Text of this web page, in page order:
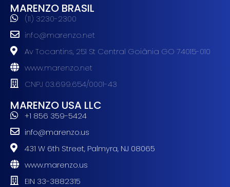
MARENZO BRASIL
(11) 3230-2300
info@marenzo.net
Av Tocantins, 251 St Central Goiânia GO 74015-010
www.marenzo.net
CNPJ 03.699.654/0001-43
MARENZO USA LLC
+1 856 359-5424
info@marenzo.us
431 W 6th Street, Palmyra, NJ 08065
www.marenzo.us
EIN 33-3882315